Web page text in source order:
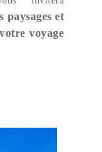
paysages et
voyage